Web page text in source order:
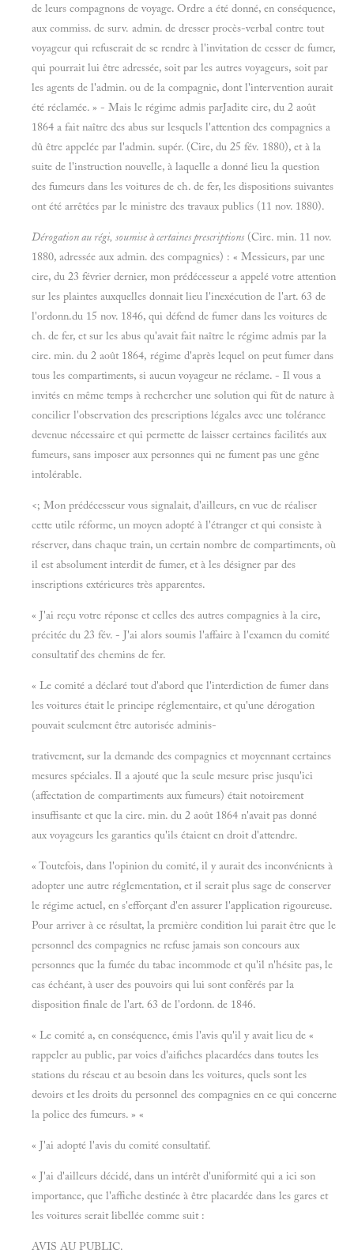
de leurs compagnons de voyage. Ordre a été donné, en conséquence,
aux commiss. de surv. admin. de dresser procès-verbal contre tout
voyageur qui refuserait de se rendre à l'invitation de cesser de fumer,
qui pourrait lui être adressée, soit par les autres voyageurs, soit par
les agents de l'admin. ou de la compagnie, dont l'intervention aurait
été réclamée. » - Mais le régime admis parJadite cire, du 2 août
1864 a fait naître des abus sur lesquels l'attention des compagnies a
dû être appelée par l'admin. supér. (Cire, du 25 fév. 1880), et à la
suite de l'instruction nouvelle, à laquelle a donné lieu la question
des fumeurs dans les voitures de ch. de fer, les dispositions suivantes
ont été arrêtées par le ministre des travaux publics (11 nov. 1880).
Dérogation au régi, soumise à certaines prescriptions (Cire. min. 11 nov.
1880, adressée aux admin. des compagnies) : « Messieurs, par une
cire, du 23 février dernier, mon prédécesseur a appelé votre attention
sur les plaintes auxquelles donnait lieu l'inexécution de l'art. 63 de
l'ordonn.du 15 nov. 1846, qui défend de fumer dans les voitures de
ch. de fer, et sur les abus qu'avait fait naître le régime admis par la
cire. min. du 2 août 1864, régime d'après lequel on peut fumer dans
tous les compartiments, si aucun voyageur ne réclame. - Il vous a
invités en même temps à rechercher une solution qui fût de nature à
concilier l'observation des prescriptions légales avec une tolérance
devenue nécessaire et qui permette de laisser certaines facilités aux
fumeurs, sans imposer aux personnes qui ne fument pas une gêne
intolérable.
<; Mon prédécesseur vous signalait, d'ailleurs, en vue de réaliser
cette utile réforme, un moyen adopté à l'étranger et qui consiste à
réserver, dans chaque train, un certain nombre de compartiments, où
il est absolument interdit de fumer, et à les désigner par des
inscriptions extérieures très apparentes.
« J'ai reçu votre réponse et celles des autres compagnies à la cire,
précitée du 23 fév. - J'ai alors soumis l'affaire à l'examen du comité
consultatif des chemins de fer.
« Le comité a déclaré tout d'abord que l'interdiction de fumer dans
les voitures était le principe réglementaire, et qu'une dérogation
pouvait seulement être autorisée adminis-
trativement, sur la demande des compagnies et moyennant certaines
mesures spéciales. Il a ajouté que la seule mesure prise jusqu'ici
(affectation de compartiments aux fumeurs) était notoirement
insuffisante et que la cire. min. du 2 août 1864 n'avait pas donné
aux voyageurs les garanties qu'ils étaient en droit d'attendre.
« Toutefois, dans l'opinion du comité, il y aurait des inconvénients à
adopter une autre réglementation, et il serait plus sage de conserver
le régime actuel, en s'efforçant d'en assurer l'application rigoureuse.
Pour arriver à ce résultat, la première condition lui parait être que le
personnel des compagnies ne refuse jamais son concours aux
personnes que la fumée du tabac incommode et qu'il n'hésite pas, le
cas échéant, à user des pouvoirs qui lui sont conférés par la
disposition finale de l'art. 63 de l'ordonn. de 1846.
« Le comité a, en conséquence, émis l'avis qu'il y avait lieu de «
rappeler au public, par voies d'aifiches placardées dans toutes les
stations du réseau et au besoin dans les voitures, quels sont les
devoirs et les droits du personnel des compagnies en ce qui concerne
la police des fumeurs. » «
« J'ai adopté l'avis du comité consultatif.
« J'ai d'ailleurs décidé, dans un intérêt d'uniformité qui a ici son
importance, que l'affiche destinée à être placardée dans les gares et
les voitures serait libellée comme suit :
AVIS AU PUBLIC.